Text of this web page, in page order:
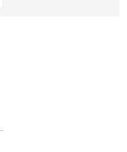
ASSC LAGUNA RAINBOW TIE DYE TEE